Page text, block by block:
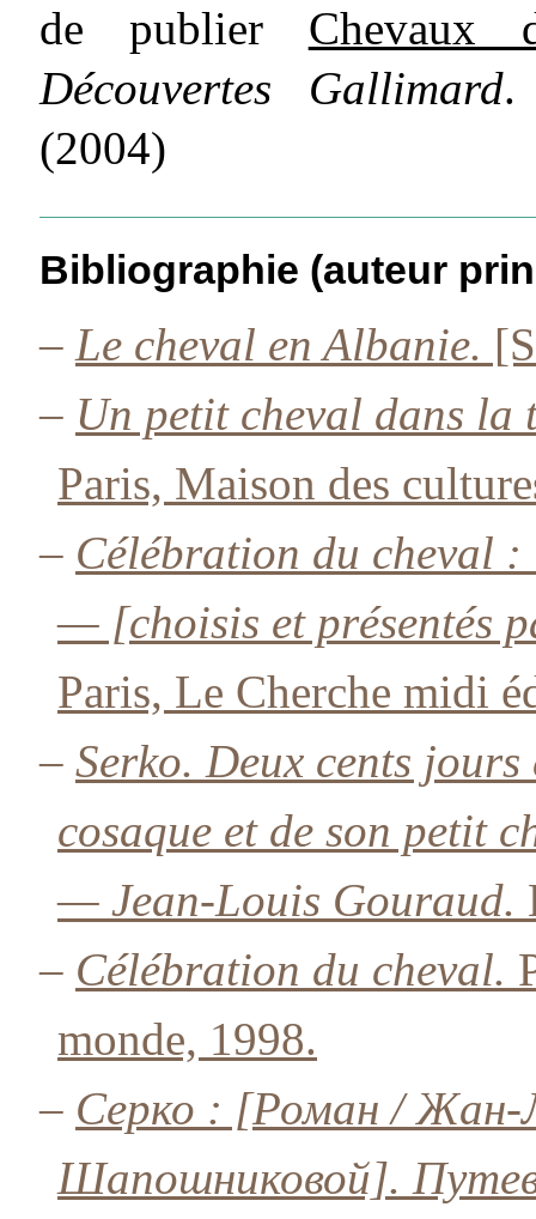
de publier Chevaux
Découvertes Gallimard.
(2004)
Bibliographie (auteur
– Le cheval en Albanie.
– Un petit cheval dans
Paris, Maison des
– Célébration du cheval :
— [choisis et présentés
Paris, Le Cherche midi
– Serko. Deux cents
cosaque et de son petit
— Jean-Louis Gouraud.
– Célébration du cheval.
monde, 1998.
– Серко : [Роман / Жан-
Шапошниковой].